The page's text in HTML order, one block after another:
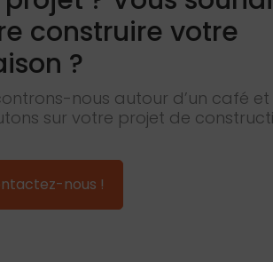
construire votre
?
nous autour d’un café et
sur votre projet de
nous !